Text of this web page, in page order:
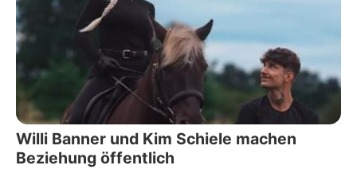
Willi Banner und Kim Schiele machen
Beziehung öffentlich